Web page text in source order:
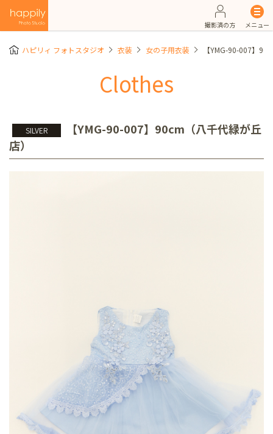
撮影済の方 メニュー
ハピリィ フォトスタジオ 衣装 女の子用衣装 【YMG-90-007】
Clothes
SILVER
【YMG-90-007】90cm（八千代緑が丘
店）